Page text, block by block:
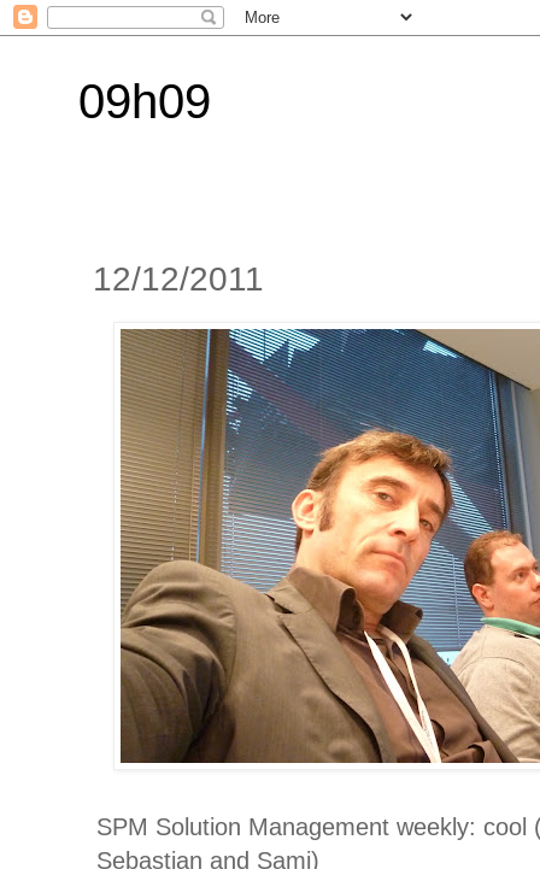
09h09
12/12/2011
SPM Solution Management weekly:
Sebastian and Sami)